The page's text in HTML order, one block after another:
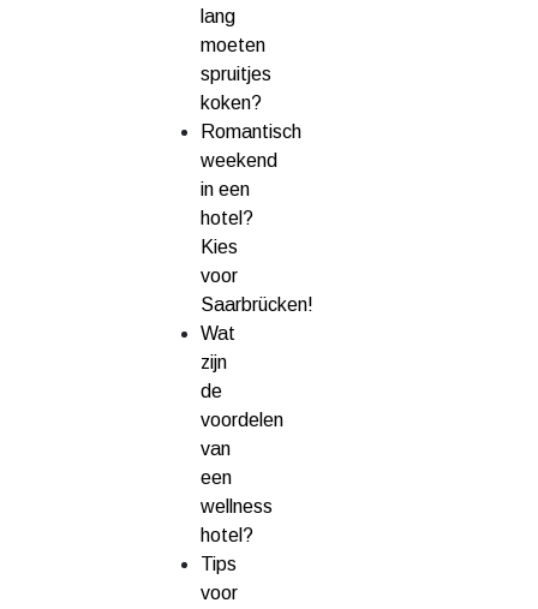
lang
moeten
spruitjes
koken?
Romantisch
weekend
in een
hotel?
Kies
voor
Saarbrücken!
Wat
zijn
de
voordelen
van
een
wellness
hotel?
Tips
voor